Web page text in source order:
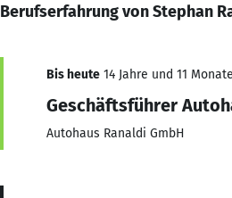
Berufserfahrung von Stephan
Bis heute 14 Jahre und 11
Geschäftsführer
Autohaus Ranaldi GmbH